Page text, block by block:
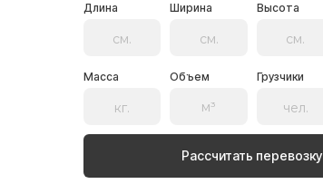
Длина Ширина Высота
Масса Объем Грузчики
Рассчитать перевозку